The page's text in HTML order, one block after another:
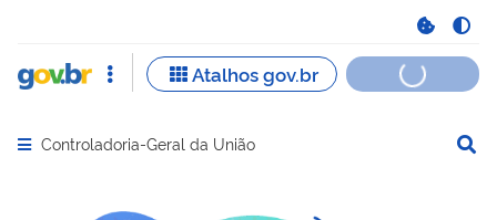
Abrir menu principal de navegação
Controladoria-Geral da União